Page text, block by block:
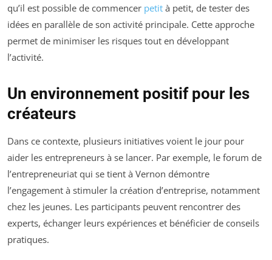
qu’il est possible de commencer petit à petit, de tester des
idées en parallèle de son activité principale. Cette approche
permet de minimiser les risques tout en développant
l’activité.
Un environnement positif pour les
créateurs
Dans ce contexte, plusieurs initiatives voient le jour pour
aider les entrepreneurs à se lancer. Par exemple, le forum de
l’entrepreneuriat qui se tient à Vernon démontre
l’engagement à stimuler la création d’entreprise, notamment
chez les jeunes. Les participants peuvent rencontrer des
experts, échanger leurs expériences et bénéficier de conseils
pratiques.